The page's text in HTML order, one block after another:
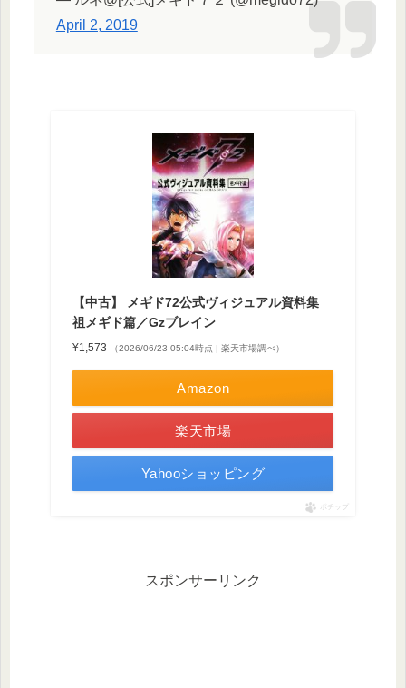
April 2, 2019
【中古】 メギド72公式ヴィジュアル資料集
祖メギド篇／Gzブレイン
¥1,573 （2026/06/23 05:04時点 | 楽天市場調べ）
Amazon
楽天市場
Yahooショッピング
ポチップ
スポンサーリンク